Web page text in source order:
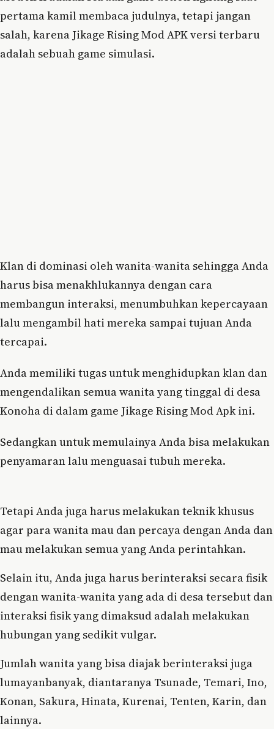
pertama kamil membaca judulnya, tetapi jangan
salah, karena Jikage Rising Mod APK versi terbaru
adalah sebuah game simulasi.
Klan di dominasi oleh wanita-wanita sehingga Anda
harus bisa menakhlukannya dengan cara
membangun interaksi, menumbuhkan kepercayaan
lalu mengambil hati mereka sampai tujuan Anda
tercapai.
Anda memiliki tugas untuk menghidupkan klan dan
mengendalikan semua wanita yang tinggal di desa
Konoha di dalam game Jikage Rising Mod Apk ini.
Sedangkan untuk memulainya Anda bisa melakukan
penyamaran lalu menguasai tubuh mereka.
Tetapi Anda juga harus melakukan teknik khusus
agar para wanita mau dan percaya dengan Anda dan
mau melakukan semua yang Anda perintahkan.
Selain itu, Anda juga harus berinteraksi secara fisik
dengan wanita-wanita yang ada di desa tersebut dan
interaksi fisik yang dimaksud adalah melakukan
hubungan yang sedikit vulgar.
Jumlah wanita yang bisa diajak berinteraksi juga
lumayanbanyak, diantaranya Tsunade, Temari, Ino,
Konan, Sakura, Hinata, Kurenai, Tenten, Karin, dan
lainnya.